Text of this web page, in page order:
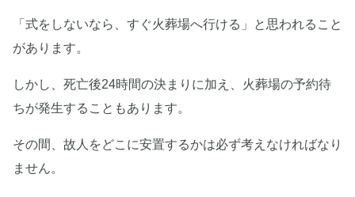
「式をしないなら、すぐ火葬場へ行ける」と思われること
があります。
しかし、死亡後24時間の決まりに加え、火葬場の予約待
ちが発生することもあります。
その間、故人をどこに安置するかは必ず考えなければなり
ません。